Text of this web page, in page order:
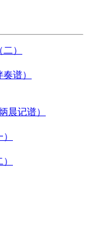
）
谱）
晨记谱）